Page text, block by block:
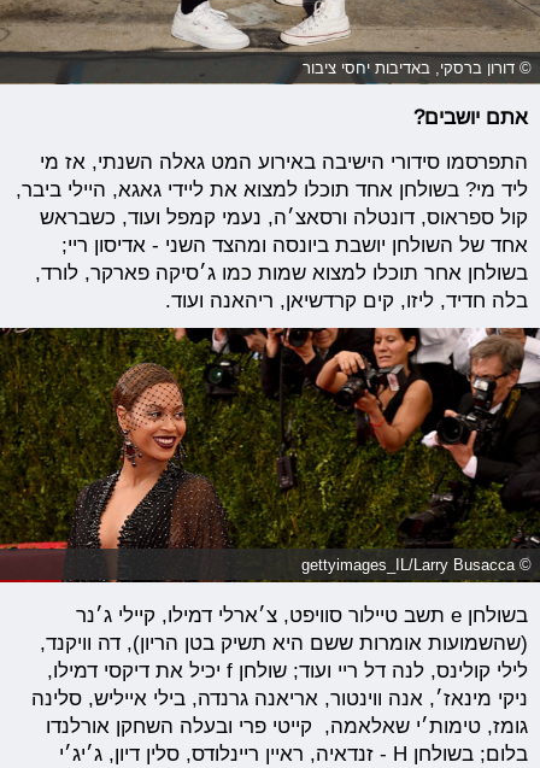
© דורון ברסקי, באדיבות יחסי ציבור
אתם יושבים?
התפרסמו סידורי הישיבה באירוע המט גאלה השנתי, אז מי
ליד מי? בשולחן אחד תוכלו למצוא את ליידי גאגא, היילי ביבר,
קול ספראוס, דונטלה ורסאצ׳ה, נעמי קמפל ועוד, כשבראש
אחד של השולחן יושבת ביונסה ומהצד השני - אדיסון ריי;
בשולחן אחר תוכלו למצוא שמות כמו ג׳סיקה פארקר, לורד,
בלה חדיד, ליזו, קים קרדשיאן, ריהאנה ועוד.
© gettyimages_IL/Larry Busacca
בשולחן e תשב טיילור סוויפט, צ׳ארלי דמילו, קיילי ג׳נר
(שהשמועות אומרות ששם היא תשיק בטן הריון), דה וויקנד,
לילי קולינס, לנה דל ריי ועוד; שולחן f יכיל את דיקסי דמילו,
ניקי מינאז׳, אנה ווינטור, אריאנה גרנדה, בילי אייליש, סלינה
גומז, טימות׳י שאלאמה, קייטי פרי ובעלה השחקן אורלנדו
בלום; בשולחן H - זנדאיה, ראיין ריינלודס, סלין דיון, ג׳יג׳י